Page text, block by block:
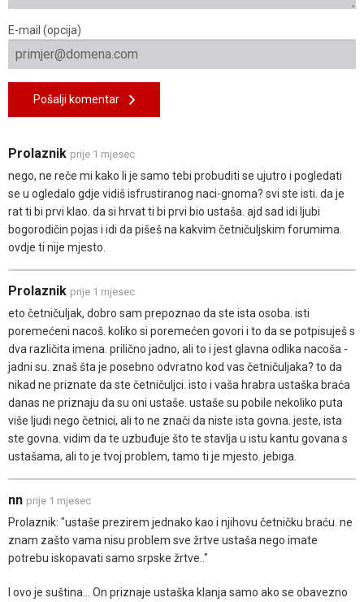
E-mail (opcija)
Pošalji komentar
Prolaznik prije 1 mjesec
nego, ne reče mi kako li je samo tebi probuditi se ujutro i pogledati
se u ogledalo gdje vidiš isfrustiranog naci-gnoma? svi ste isti. da je
rat ti bi prvi klao. da si hrvat ti bi prvi bio ustaša. ajd sad idi ljubi
bogorodičin pojas i idi da pišeš na kakvim četničuljskim forumima.
ovdje ti nije mjesto.
Prolaznik prije 1 mjesec
eto četničuljak, dobro sam prepoznao da ste ista osoba. isti
poremećeni nacoš. koliko si poremećen govori i to da se potpisuješ s
dva različita imena. prilično jadno, ali to i jest glavna odlika nacoša -
jadni su. znaš šta je posebno odvratno kod vas četničuljaka? to da
nikad ne priznate da ste četničuljci. isto i vaša hrabra ustaška braća
danas ne priznaju da su oni ustaše. ustaše su pobile nekoliko puta
više ljudi nego četnici, ali to ne znači da niste ista govna. jeste, ista
ste govna. vidim da te uzbuđuje što te stavlja u istu kantu govana s
ustašama, ali to je tvoj problem, tamo ti je mjesto. jebiga.
nn prije 1 mjesec
Prolaznik: "ustaše prezirem jednako kao i njihovu četničku braću. ne
znam zašto vama nisu problem sve žrtve ustaša nego imate
potrebu iskopavati samo srpske žrtve.."
I ovo je suština... On priznaje ustaška klanja samo ako se obavezno